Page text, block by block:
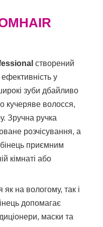
створений
у
зуби дбайливо
кучеряве волосся,
Зручна ручка
розчісування, а
приємним
кімнаті або
як на вологому, так і
допомагає
маски та